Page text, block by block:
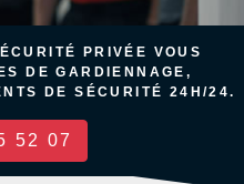
PRIVÉE VOUS
DE GARDIENNAGE,
DE SÉCURITÉ 24H/24.
52 07